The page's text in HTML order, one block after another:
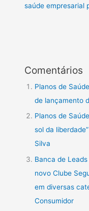
saúde empresarial
Comentários
Planos de
de lançamento
Planos de
sol da
Silva
Banca de Leads
novo Clube
em diversas
Consumidor